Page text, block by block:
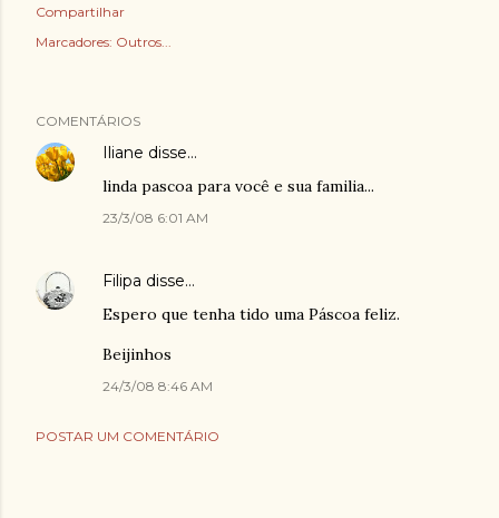
Compartilhar
Marcadores: Outros...
COMENTÁRIOS
Iliane disse…
linda pascoa para você e sua familia...
23/3/08 6:01 AM
Filipa disse…
Espero que tenha tido uma Páscoa feliz.
Beijinhos
24/3/08 8:46 AM
POSTAR UM COMENTÁRIO